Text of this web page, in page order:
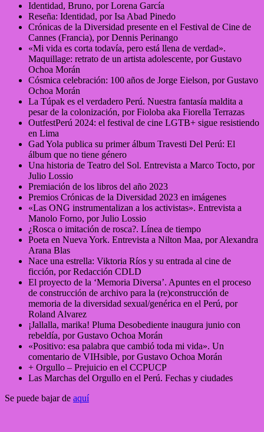
Identidad, Bruno, por Lorena García
Reseña: Identidad, por Isa Abad Pinedo
Crónicas de la Diversidad presente en el Festival de Cine de
Cannes (Francia), por Dennis Perinango
«Mi vida es corta todavía, pero está llena de verdad».
Maquillage: retrato de un artista adolescente, por Gustavo
Ochoa Morán
Cósmica celebración: 100 años de Jorge Eielson, por Gustavo
Ochoa Morán
La Túpak es el verdadero Perú. Nuestra fantasía maldita a
pesar de la colonización, por Fioloba aka Fiorella Terrazas
OutfestPerú 2024: el festival de cine LGTB+ sigue resistiendo
en Lima
Gad Yola publica su primer álbum Travesti Del Perú: El
álbum que no tiene género
Una historia de Teatro del Sol. Entrevista a Marco Tocto, por
Julio Lossio
Premiación de los libros del año 2023
Premios Crónicas de la Diversidad 2023 en imágenes
«Las ONG instrumentalizan a los activistas». Entrevista a
Manolo Forno, por Julio Lossio
¿Rosca o imitación de rosca?. Línea de tiempo
Poeta en Nueva York. Entrevista a Nilton Maa, por Alexandra
Arana Blas
Nace una estrella: Viktoria Ríos y su entrada al cine de
ficción, por Redacción CDLD
El proyecto de la ‘Memoria Diversa’. Apuntes en el proceso
de construcción de archivo para la (re)construcción de
memoria de la diversidad sexual/genérica en el Perú, por
Roland Alvarez
¡Jallalla, marika! Pluma Desobediente inaugura junio con
rebeldía, por Gustavo Ochoa Morán
«Positivo: esa palabra que cambió toda mi vida». Un
comentario de VIHsible, por Gustavo Ochoa Morán
+ Orgullo – Prejuicio en el CCPUCP
Las Marchas del Orgullo en el Perú. Fechas y ciudades
Se puede bajar de aquí